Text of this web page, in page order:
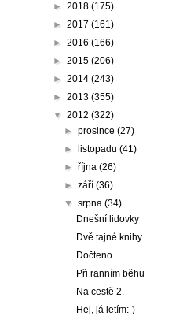
► 2018 (175)
► 2017 (161)
► 2016 (166)
► 2015 (206)
► 2014 (243)
► 2013 (355)
▼ 2012 (322)
►prosince(27)
►
listopadu(41)
►října(26)
►září(36)
▼srpna(34)
Dnešní lidovky
Dvě tajné knihy
Dočteno
Při ranním běhu
Na cestě 2.
Hej, já letím:-)